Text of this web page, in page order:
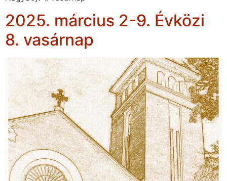
2025. március 2-9. Évközi
8. vasárnap